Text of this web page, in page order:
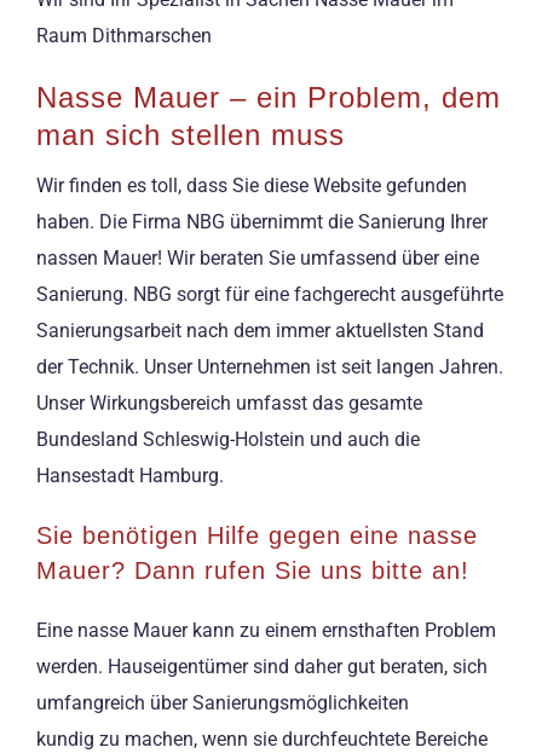
Raum Dithmarschen
Nasse Mauer – ein Problem, dem
man sich stellen muss
Wir finden es toll, dass Sie diese Website gefunden
haben. Die Firma NBG übernimmt die Sanierung Ihrer
nassen Mauer! Wir beraten Sie umfassend über eine
Sanierung. NBG sorgt für eine fachgerecht ausgeführte
Sanierungsarbeit nach dem immer aktuellsten Stand
der Technik. Unser Unternehmen ist seit langen Jahren.
Unser Wirkungsbereich umfasst das gesamte
Bundesland Schleswig-Holstein und auch die
Hansestadt Hamburg.
Sie benötigen Hilfe gegen eine nasse
Mauer? Dann rufen Sie uns bitte an!
Eine nasse Mauer kann zu einem ernsthaften Problem
werden. Hauseigentümer sind daher gut beraten, sich
umfangreich über Sanierungsmöglichkeiten
kundig zu machen, wenn sie durchfeuchtete Bereiche